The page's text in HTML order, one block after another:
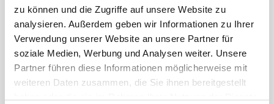
zu können und die Zugriffe auf unsere Website zu
analysieren. Außerdem geben wir Informationen zu Ihrer
Verwendung unserer Website an unsere Partner für
soziale Medien, Werbung und Analysen weiter. Unsere
Partner führen diese Informationen möglicherweise mit
weiteren Daten zusammen, die Sie ihnen bereitgestellt
Juli 2020
Juni 2020
Mai 2020
April 2020
März 2020